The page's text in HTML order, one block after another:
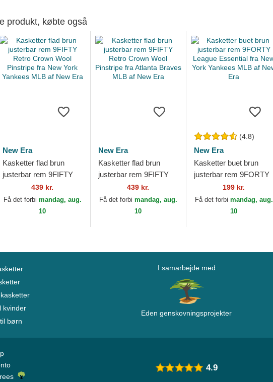
produkt, købte også
New Era
Kasketter flad brun
justerbar rem 9FIFTY
Retro Crown Wool
Pinstripe fra New York
Yankees MLB af...
439 kr.
Få det forbi mandag, aug.
10
New Era
Kasketter flad brun
justerbar rem 9FIFTY
Retro Crown Wool
Pinstripe fra Atlanta
Braves MLB af New...
439 kr.
Få det forbi mandag, aug.
10
(4.8)
New Era
Kasketter buet brun
justerbar rem 9FORTY
League Essential fra
New York Yankees
MLB af New Era
199 kr.
Få det forbi mandag, aug.
10
kvinder
børn
I samarbejde med
Eden genskovningsprojekter
4.9